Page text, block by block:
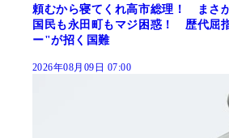
頼むから寝てくれ高市総理！ まさ
国民も永田町もマジ困惑！ 歴代屈
ー"が招く国難
2026年08月09日 07:00